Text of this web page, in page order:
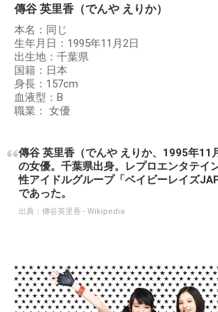
傳谷 英里香（でんや えりか）
本名：同じ
生年月日：1995年11月2日
出生地：千葉県
国籍：日本
身長：157cm
血液型：B
職業： 女優
傳谷 英里香（でんや えりか、1995年11
の女優。千葉県出身。レプロエンタテイ
性アイドルグループ「ベイビーレイズ
であった。
出典： 傳谷英里香 - Wikipedia